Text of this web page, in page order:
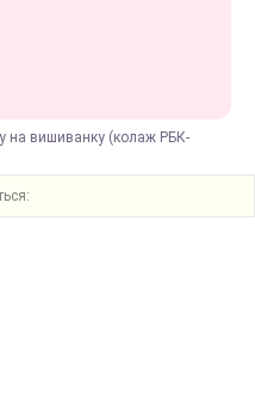
на вишиванку (колаж РБК-